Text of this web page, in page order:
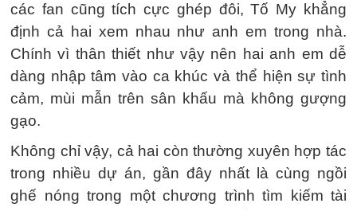
các fan cũng tích cực ghép đôi, Tố My khẳng
định cả hai xem nhau như anh em trong nhà.
Chính vì thân thiết như vậy nên hai anh em dễ
dàng nhập tâm vào ca khúc và thể hiện sự tình
cảm, mùi mẫn trên sân khấu mà không gượng
gạo.
Không chỉ vậy, cả hai còn thường xuyên hợp tác
trong nhiều dự án, gần đây nhất là cùng ngồi
ghế nóng trong một chương trình tìm kiếm tài